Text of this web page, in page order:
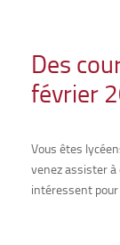
Des
février
Vous êtes
venez assister à
intéressent